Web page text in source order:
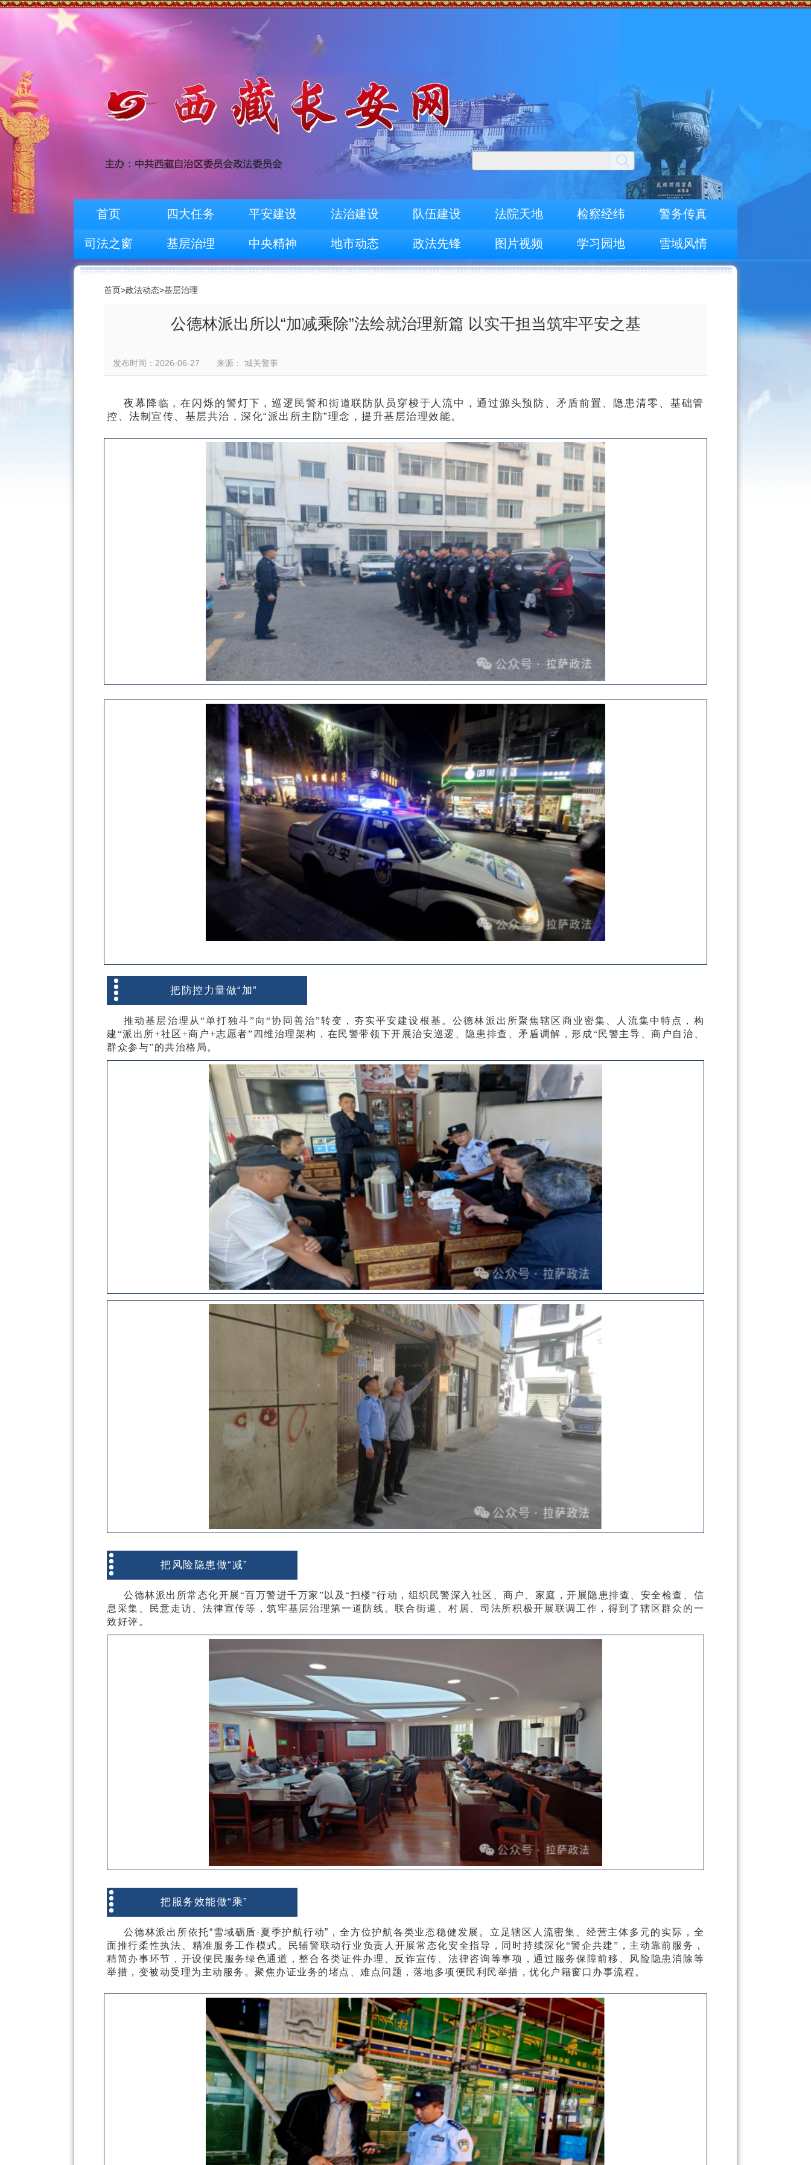
首页 四大任务 平安建设 法治建设 队伍建设 法院天地 检察经纬 警务传真
司法之窗 基层治理 中央精神 地市动态 政法先锋 图片视频 学习园地 雪域风情
首页>政法动态>基层治理
公德林派出所以“加减乘除”法绘就治理新篇 以实干担当筑牢平安之基
发布时间：2026-06-27 来源： 城关警事
夜幕降临，在闪烁的警灯下，巡逻民警和街道联防队员穿梭于人流中，通过源头预防、矛盾前置、隐患清零、基础管
控、法制宣传、基层共治，深化“派出所主防”理念，提升基层治理效能。
把防控力量做“加”
推动基层治理从“单打独斗”向“协同善治”转变，夯实平安建设根基。公德林派出所聚焦辖区商业密集、人流集中特点，构
建“派出所+社区+商户+志愿者”四维治理架构，在民警带领下开展治安巡逻、隐患排查、矛盾调解，形成“民警主导、商户自治、
群众参与”的共治格局。
把风险隐患做“减”
公德林派出所常态化开展“百万警进千万家”以及“扫楼”行动，组织民警深入社区、商户、家庭，开展隐患排查、安全检查、信
息采集、民意走访、法律宣传等，筑牢基层治理第一道防线。联合街道、村居、司法所积极开展联调工作，得到了辖区群众的一
致好评 。
把服务效能做“乘”
公德林派出所依托“雪域砺盾·夏季护航行动” ，全方位护航各类业态稳健发展。立足辖区人流密集、经营主体多元的实际，全
面推行柔性执法、精准服务工作模式。民辅警联动行业负责人开展常态化安全指导，同时持续深化“警企共建”，主动靠前服务，
精简办事环节，开设便民服务绿色通道，整合各类证件办理、反诈宣传、法律咨询等事项，通过服务保障前移、风险隐患消除等
举措，变被动受理为主动服务。聚焦办证业务的堵点、难点问题，落地多项便民利民举措，优化户籍窗口办事流程。